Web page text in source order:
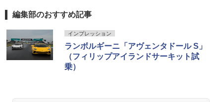
編集部のおすすめ記事
インプレッション
ランボルギーニ「アヴェンタドール S」
（フィリップアイランドサーキット試
乗）